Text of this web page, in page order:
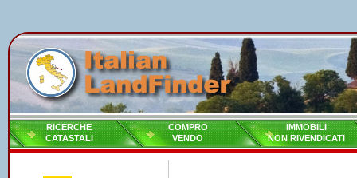
RICERCHE
CATASTALI
COMPRO
VENDO
IMMOBILI
NON RIVENDICATI